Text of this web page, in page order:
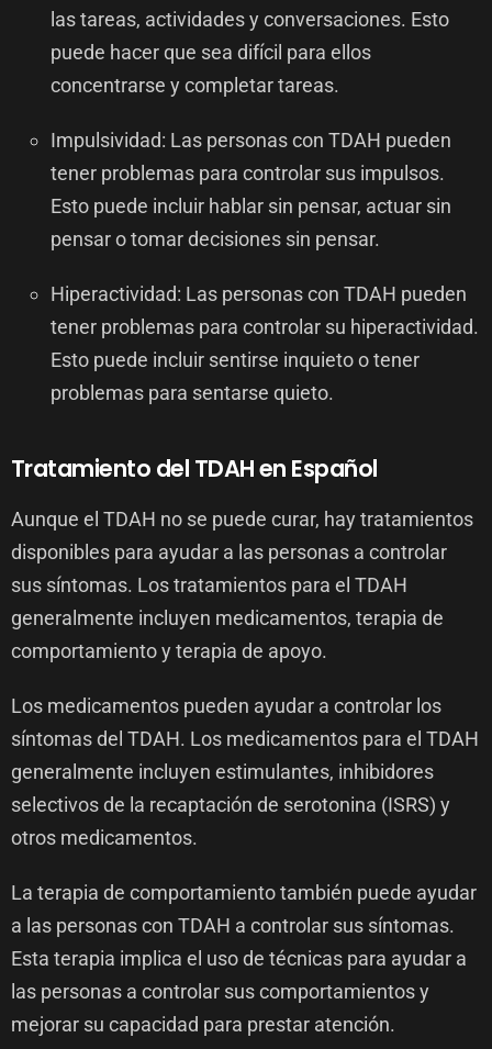
las tareas, actividades y conversaciones. Esto
puede hacer que sea difícil para ellos
concentrarse y completar tareas.
Impulsividad: Las personas con TDAH pueden
tener problemas para controlar sus impulsos.
Esto puede incluir hablar sin pensar, actuar sin
pensar o tomar decisiones sin pensar.
Hiperactividad: Las personas con TDAH pueden
tener problemas para controlar su hiperactividad.
Esto puede incluir sentirse inquieto o tener
problemas para sentarse quieto.
Tratamiento del TDAH en Español
Aunque el TDAH no se puede curar, hay tratamientos
disponibles para ayudar a las personas a controlar
sus síntomas. Los tratamientos para el TDAH
generalmente incluyen medicamentos, terapia de
comportamiento y terapia de apoyo.
Los medicamentos pueden ayudar a controlar los
síntomas del TDAH. Los medicamentos para el TDAH
generalmente incluyen estimulantes, inhibidores
selectivos de la recaptación de serotonina (ISRS) y
otros medicamentos.
La terapia de comportamiento también puede ayudar
a las personas con TDAH a controlar sus síntomas.
Esta terapia implica el uso de técnicas para ayudar a
las personas a controlar sus comportamientos y
mejorar su capacidad para prestar atención.